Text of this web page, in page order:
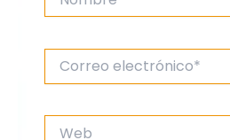
electrónico*